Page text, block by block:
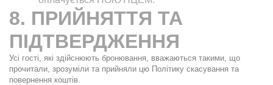
8. ПРИЙНЯТТЯ ТА
ПІДТВЕРДЖЕННЯ
Усі гості, які здійснюють бронювання, вважаються такими, що
прочитали, зрозуміли та прийняли цю Політику скасування та
повернення коштів.